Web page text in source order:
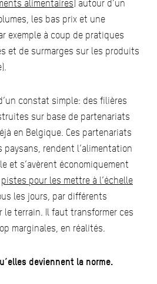
alimentaires) autour d’un
les bas prix et une
exemple à coup de pratiques
et de surmarges sur les produits
constat simple: des filières
sur base de partenariats
en Belgique. Ces partenariats
paysans, rendent l’alimentation
et s’avèrent économiquement
pistes pour les mettre à l’échelle
les jours, par différents
terrain. Il faut transformer ces
marginales, en réalités.
deviennent la norme.